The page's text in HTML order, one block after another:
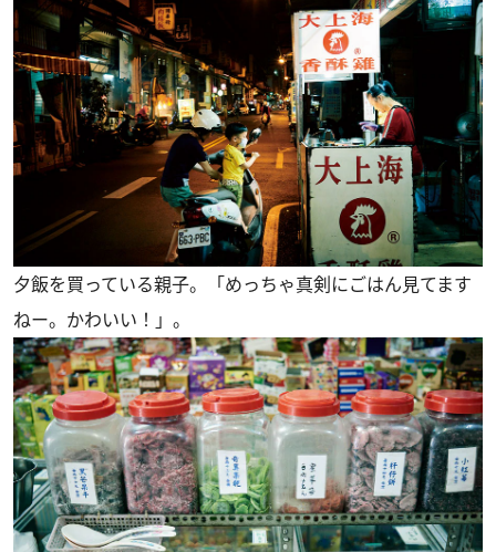
夕飯を買っている親子。「めっちゃ真剣にごはん見てます
ねー。かわいい！」。